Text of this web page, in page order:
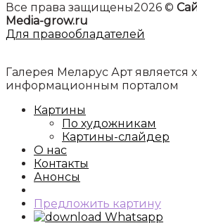
Все права защищены2026 ©
Media-grow.ru
Для правообладателей
Галерея Меларус Арт является
информационным порталом
Картины
По художникам
Картины-слайдер
О нас
Контакты
Анонсы
Предложить картину
Whatsapp